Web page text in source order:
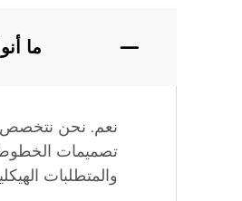
ما
والمتطلبات